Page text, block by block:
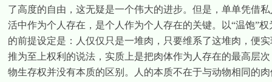
了高度的自由，这无疑是一个伟大的进步。但是，单单凭借
活中作为个人存在，是个人作为个人存在的关键。以“温饱”
的前提设定是：人仅仅只是一堆肉，只要维系了这堆肉，便
推为至上权利的说法，实质上是把肉体作为人存在的最高层
物生存权并没有本质的区别。人的本质不在于与动物相同的